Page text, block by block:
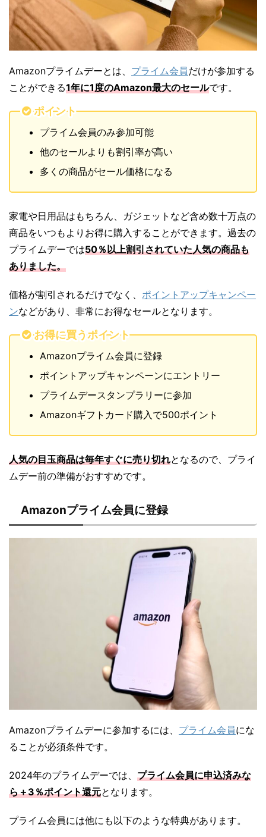
Amazonプライムデーとは、 プライム会員だけが参加する
ことができる1年に1度のAmazon最大のセールです。
ポイント
プライム会員のみ参加可能
他のセールよりも割引率が高い
多くの商品がセール価格になる
家電や日用品はもちろん、ガジェットなど含め数十万点の
商品をいつもよりお得に購入することができます。過去の
プライムデーでは50％以上割引されていた人気の商品も
ありました。
価格が割引されるだけでなく、 ポイントアップキャンペー
ンなどがあり、非常にお得なセールとなります。
お得に買うポイント
Amazonプライム会員に登録
ポイントアップキャンペーンにエントリー
プライムデースタンプラリーに参加
Amazonギフトカード購入で500ポイント
人気の目玉商品は毎年すぐに売り切れとなるので、プライ
ムデー前の準備がおすすめです。
Amazonプライム会員に登録
Amazonプライムデーに参加するには、 プライム会員にな
ることが必須条件です。
2024年のプライムデーでは、 プライム会員に申込済みな
ら＋3％ポイント還元となります。
プライム会員には他にも以下のような特典があります。